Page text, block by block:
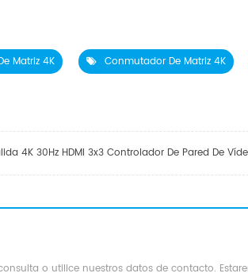
Matriz 4K Conmutador De Matriz 4K
4K 30Hz HDMI 3x3 Controlador De Pared De
o utilice nuestros datos de contacto.